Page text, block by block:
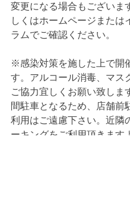
変更になる場合もございま
しくはホームページまたは
ラムでご確認ください。
※感染対策を施した上で開
す。アルコール消毒、マス
ご協力宜しくお願い致し
間駐車となるため、店舗前
利用はご遠慮下さい。近隣
ーキングをご利用頂きます